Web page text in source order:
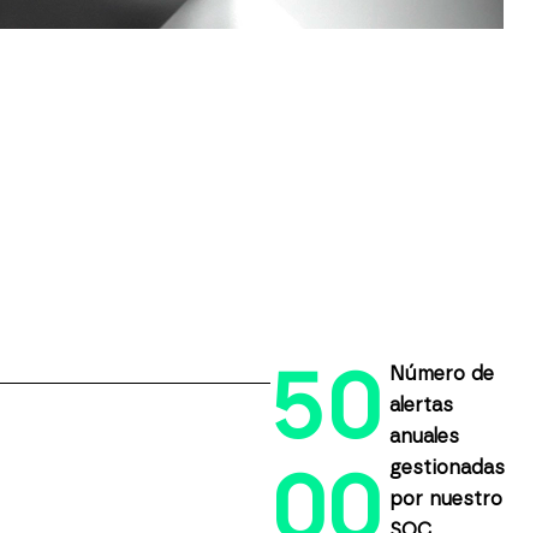
50
00
Número de
alertas
anuales
gestionadas
por nuestro